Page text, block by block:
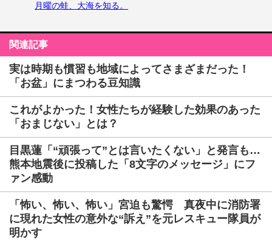
月曜の蛙、大海を知る。
関連記事
実は時期も慣習も地域によってさまざまだった！
「お盆」にまつわる豆知識
これがよかった！女性たちが経験した効果のあった
「おまじない」とは？
目黒蓮「“頑張って”とは言いたくない」と発言も…
熊本地震後に投稿した「8文字のメッセージ」にフ
ァン感動
「怖い、怖い、怖い」宮迫も驚愕 真夜中に消防署
に現れた女性の意外な“訴え”を元レスキュー隊員が
明かす